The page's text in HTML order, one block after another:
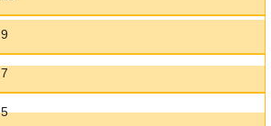
9
7
5